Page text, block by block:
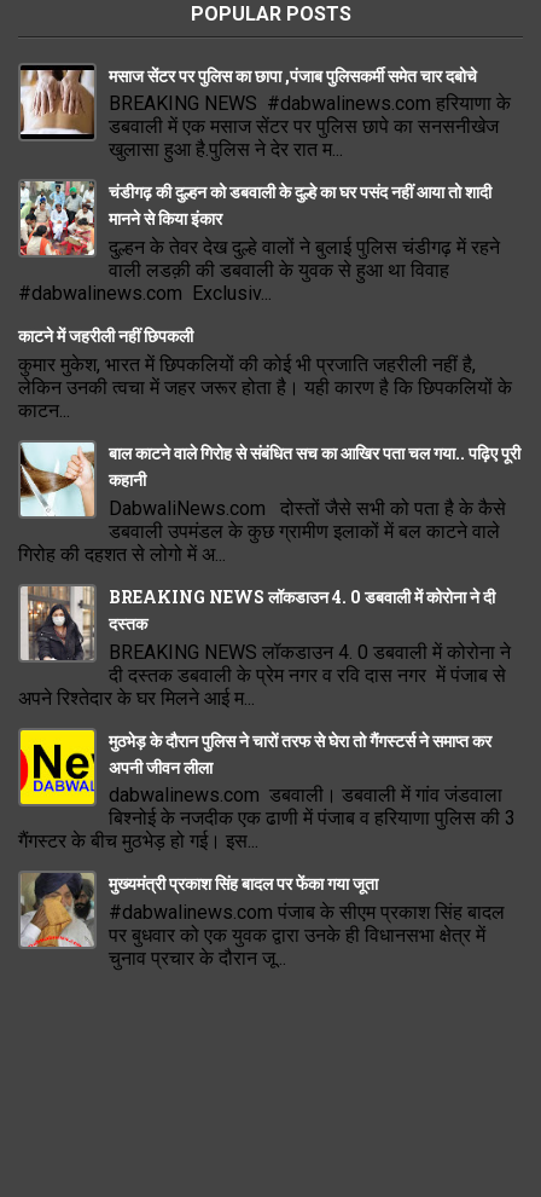
POPULAR POSTS
मसाज सेंटर पर पुलिस का छापा ,पंजाब पुलिसकर्मी समेत चार दबोचे
BREAKING NEWS #dabwalinews.com हरियाणा के
डबवाली में एक मसाज सेंटर पर पुलिस छापे का सनसनीखेज
खुलासा हुआ है.पुलिस ने देर रात म...
चंडीगढ़ की दुल्हन को डबवाली के दुल्हे का घर पसंद नहीं आया तो शादी
मानने से किया इंकार
दुल्हन के तेवर देख दुल्हे वालों ने बुलाई पुलिस चंडीगढ़ में रहने
वाली लडक़ी की डबवाली के युवक से हुआ था विवाह
#dabwalinews.com Exclusiv...
काटने में जहरीली नहीं छिपकली
कुमार मुकेश, भारत में छिपकलियों की कोई भी प्रजाति जहरीली नहीं है,
लेकिन उनकी त्वचा में जहर जरूर होता है। यही कारण है कि छिपकलियों के
काटन...
बाल काटने वाले गिरोह से संबंधित सच का आखिर पता चल गया.. पढ़िए पूरी
कहानी
DabwaliNews.com दोस्तों जैसे सभी को पता है के कैसे
डबवाली उपमंडल के कुछ ग्रामीण इलाकों में बल काटने वाले
गिरोह की दहशत से लोगो में अ...
BREAKING NEWS लॉकडाउन 4. 0 डबवाली में कोरोना ने दी
दस्तक
BREAKING NEWS लॉकडाउन 4. 0 डबवाली में कोरोना ने
दी दस्तक डबवाली के प्रेम नगर व रवि दास नगर में पंजाब से
अपने रिश्तेदार के घर मिलने आई म...
मुठभेड़ के दौरान पुलिस ने चारों तरफ से घेरा तो गैंगस्टर्स ने समाप्त कर
अपनी जीवन लीला
dabwalinews.com डबवाली। डबवाली में गांव जंडवाला
बिश्नोई के नजदीक एक ढाणी में पंजाब व हरियाणा पुलिस की 3
गैंगस्टर के बीच मुठभेड़ हो गई। इस...
मुख्यमंत्री प्रकाश सिंह बादल पर फेंका गया जूता
#dabwalinews.com पंजाब के सीएम प्रकाश सिंह बादल
पर बुधवार को एक युवक द्वारा उनके ही विधानसभा क्षेत्र में
चुनाव प्रचार के दौरान जू...